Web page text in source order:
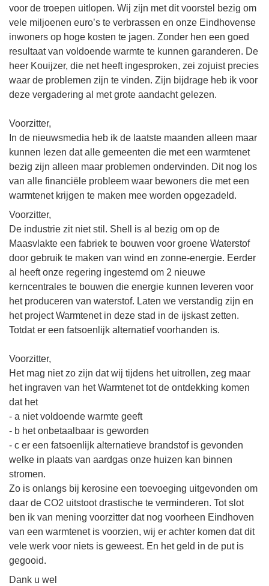
voor de troepen uitlopen. Wij zijn met dit voorstel bezig om
vele miljoenen euro’s te verbrassen en onze Eindhovense
inwoners op hoge kosten te jagen. Zonder hen een goed
resultaat van voldoende warmte te kunnen garanderen. De
heer Kouijzer, die net heeft ingesproken, zei zojuist precies
waar de problemen zijn te vinden. Zijn bijdrage heb ik voor
deze vergadering al met grote aandacht gelezen.
Voorzitter,
In de nieuwsmedia heb ik de laatste maanden alleen maar
kunnen lezen dat alle gemeenten die met een warmtenet
bezig zijn alleen maar problemen ondervinden. Dit nog los
van alle financiële probleem waar bewoners die met een
warmtenet krijgen te maken mee worden opgezadeld.
Voorzitter,
De industrie zit niet stil. Shell is al bezig om op de
Maasvlakte een fabriek te bouwen voor groene Waterstof
door gebruik te maken van wind en zonne-energie. Eerder
al heeft onze regering ingestemd om 2 nieuwe
kerncentrales te bouwen die energie kunnen leveren voor
het produceren van waterstof. Laten we verstandig zijn en
het project Warmtenet in deze stad in de ijskast zetten.
Totdat er een fatsoenlijk alternatief voorhanden is.
Voorzitter,
Het mag niet zo zijn dat wij tijdens het uitrollen, zeg maar
het ingraven van het Warmtenet tot de ontdekking komen
dat het
- a niet voldoende warmte geeft
- b het onbetaalbaar is geworden
- c er een fatsoenlijk alternatieve brandstof is gevonden
welke in plaats van aardgas onze huizen kan binnen
stromen.
Zo is onlangs bij kerosine een toevoeging uitgevonden om
daar de CO2 uitstoot drastische te verminderen. Tot slot
ben ik van mening voorzitter dat nog voorheen Eindhoven
van een warmtenet is voorzien, wij er achter komen dat dit
vele werk voor niets is geweest. En het geld in de put is
gegooid.
Dank u wel